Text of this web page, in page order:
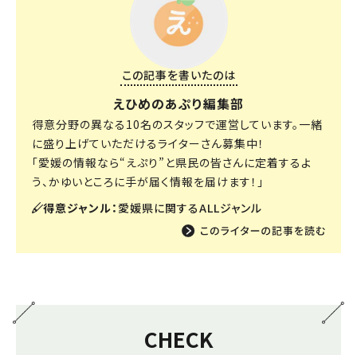
この記事を書いたのは
えひめのあぷり編集部
得意分野の異なる10名のスタッフで運営しています。一緒
に盛り上げていただけるライターさん募集中！
「愛媛の情報なら“えぷり”と県民の皆さんに定着するよ
う、かゆいところに手が届く情報を届けます！」
得意ジャンル： 愛媛県に関するALLジャンル
CHECK